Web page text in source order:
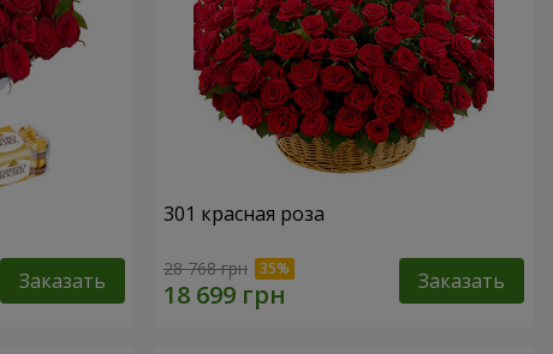
Заказать
301 красная роза
28 768 грн Заказать